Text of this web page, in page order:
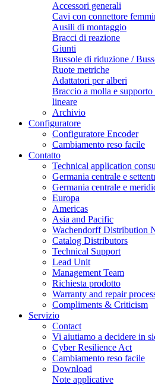
Accessori generali
Cavi con connettore
Ausili di montaggio
Bracci di reazione
Giunti
Bussole di riduzione /
Ruote metriche
Adattatori per alberi
Braccio a molla e
lineare
Archivio
Configuratore
Configuratore Encoder
Cambiamento reso facile
Contatto
Technical application
Germania centrale e
Germania centrale e
Europa
Americas
Asia and Pacific
Wachendorff Distribution
Catalog Distributors
Technical Support
Lead Unit
Management Team
Richiesta prodotto
Warranty and repair
Compliments & Criticism
Servizio
Contact
Vi aiutiamo a decidere in
Cyber Resilience Act
Cambiamento reso facile
Download
Note applicative